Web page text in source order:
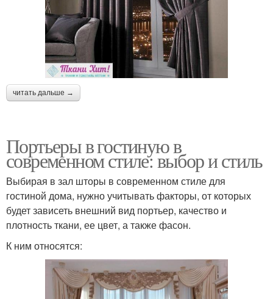
читать дальше →
Портьеры в гостиную в
современном стиле: выбор и стиль
Выбирая в зал шторы в современном стиле для
гостиной дома, нужно учитывать факторы, от которых
будет зависеть внешний вид портьер, качество и
плотность ткани, ее цвет, а также фасон.
К ним относятся: